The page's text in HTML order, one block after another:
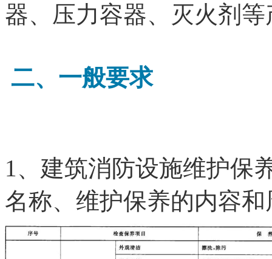
器、压力容器、灭火剂
二、一般要求
1、建筑消防设施维护保
名称、维护保养的内容